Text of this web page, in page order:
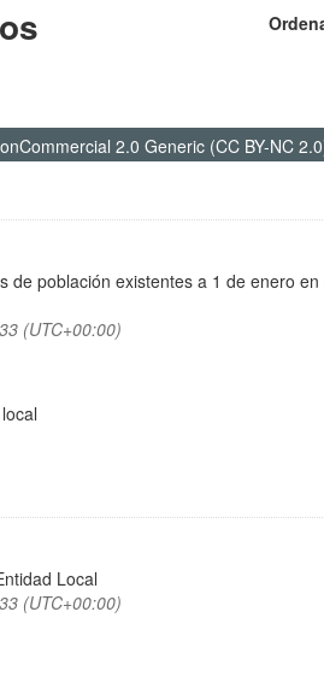
2.0 Generic (CC BY-NC
de población existentes a 1 de enero
(UTC+00:00)
Local
(UTC+00:00)